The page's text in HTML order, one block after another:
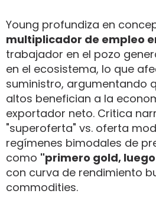
Young profundiza en
multiplicador de empleo
trabajador en el pozo
en el ecosistema, lo que
suministro, argumentando
altos benefician a la
exportador neto. Critica
"superoferta" vs. oferta
regímenes bimodales de
como "primero gold,
con curva de rendimiento
commodities.